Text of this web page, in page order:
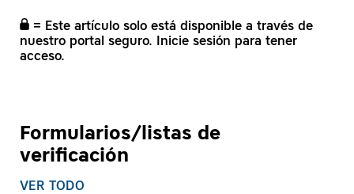
= Este artículo solo está disponible a través de
nuestro portal seguro. Inicie sesión para tener
acceso.
Formularios/listas de
verificación
VER TODO